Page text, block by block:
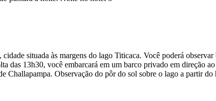
situada às margens do lago Titicaca. Você poderá
das 13h30, você embarcará em um barco privado em direção
Challapampa. Observação do pôr do sol sobre o lago a partir